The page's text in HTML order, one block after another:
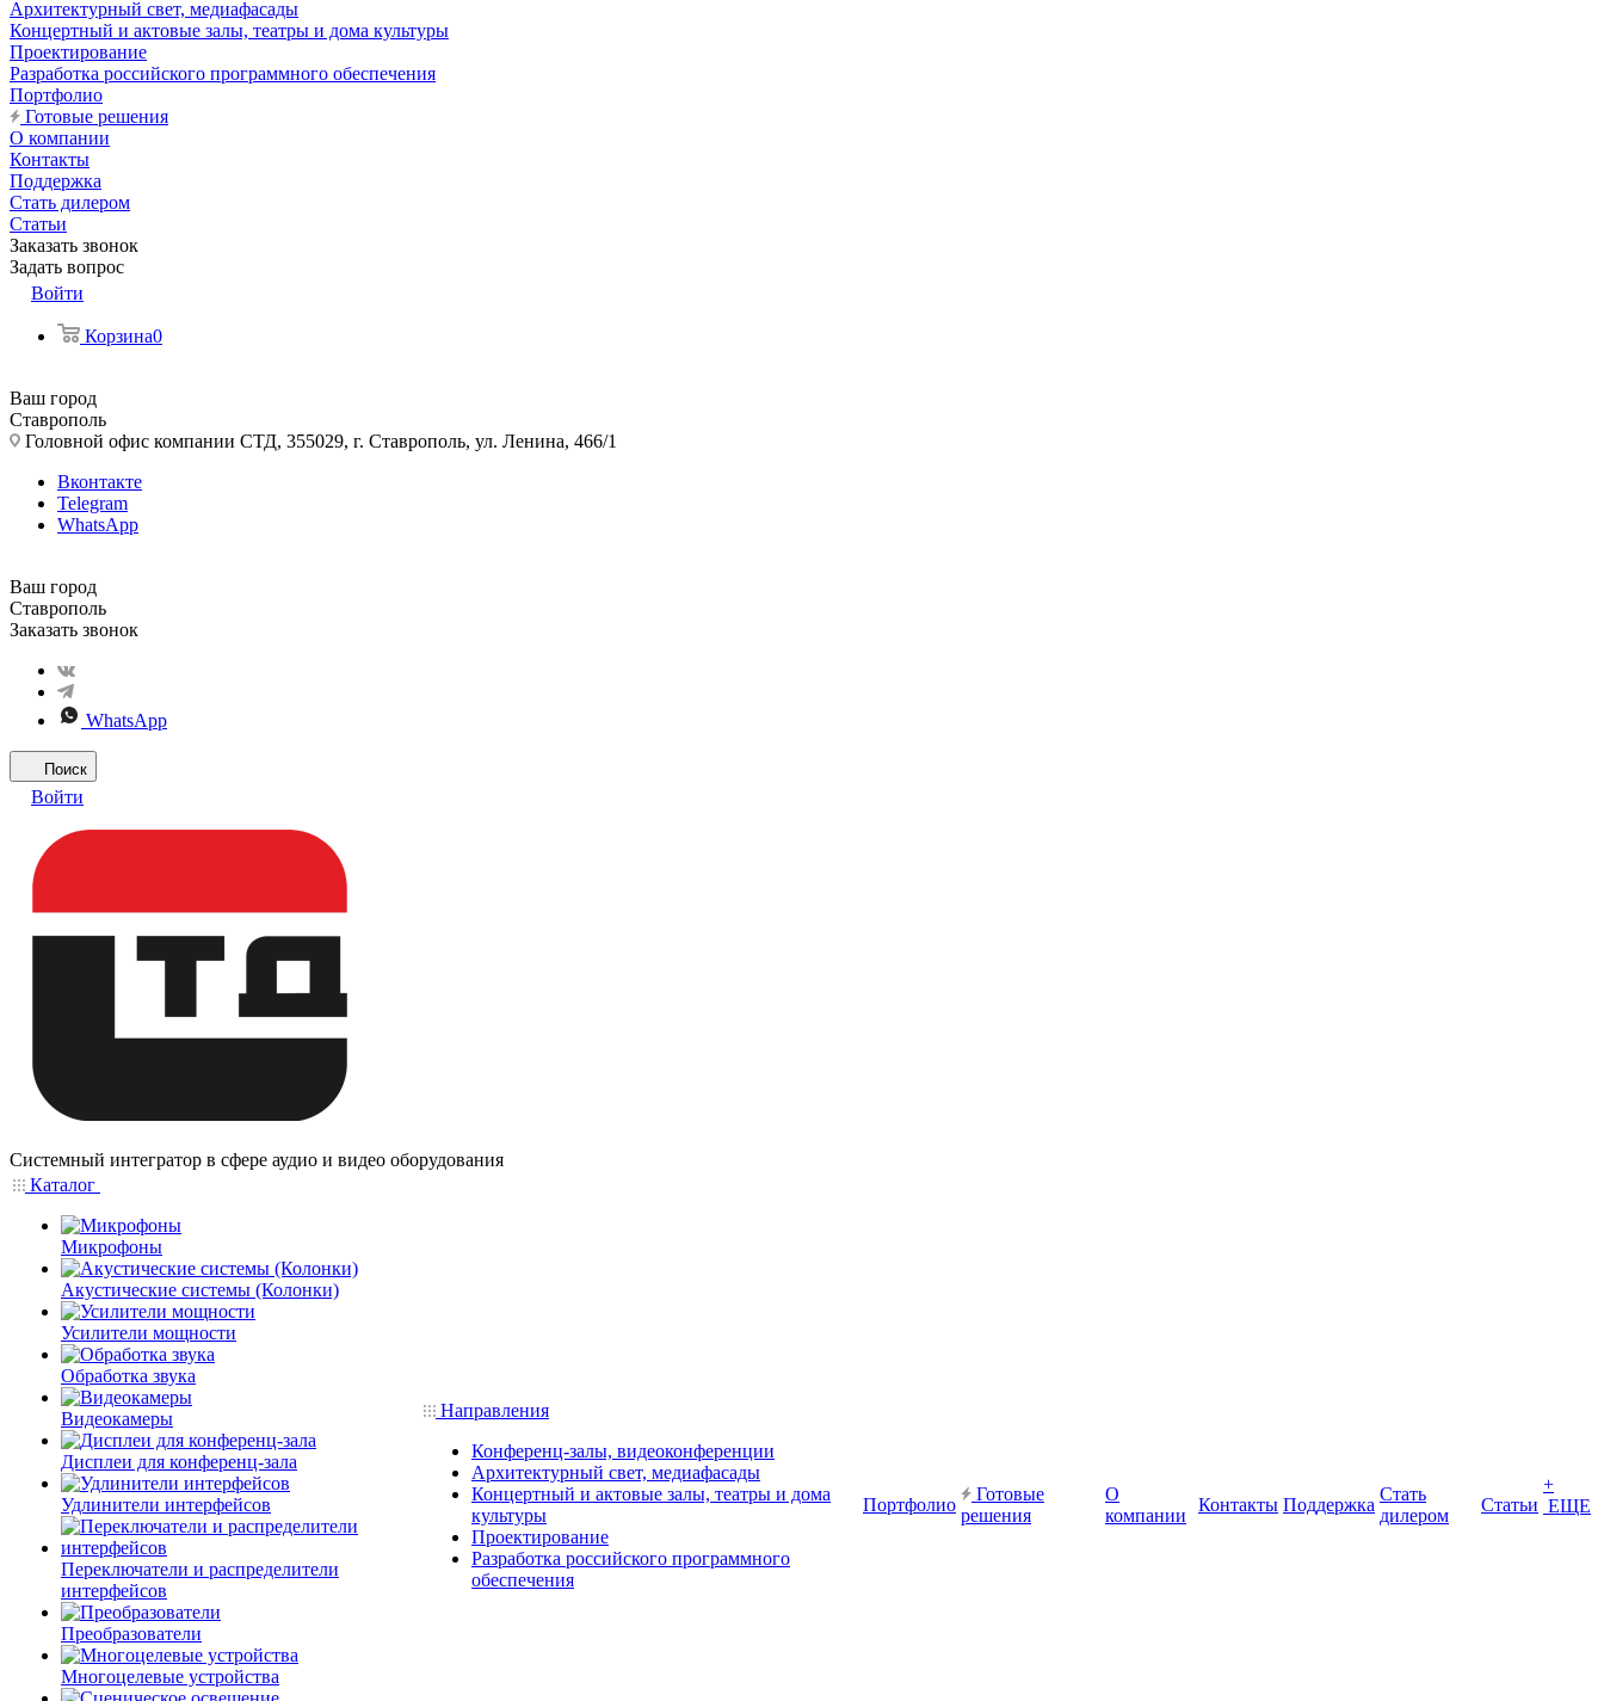
Архитектурный свет, медиафасады
Концертный и актовые залы, театры и дома культуры
Проектирование
Разработка российского программного обеспечения
Портфолио
Готовые решения
О компании
Контакты
Поддержка
Стать дилером
Статьи
Заказать звонок
Задать вопрос
Войти
Корзина0
Ваш город
Ставрополь
Головной офис компании СТД, 355029, г. Ставрополь, ул. Ленина, 466/1
Вконтакте
Telegram
WhatsApp
Ваш город
Ставрополь
Заказать звонок
WhatsApp
Поиск
Войти
Системный интегратор в сфере аудио и видео оборудования
Каталог
Микрофоны
Акустические системы (Колонки)
Усилители мощности
Обработка звука
Видеокамеры
Дисплеи для конференц-зала
Удлинители интерфейсов
Переключатели и распределители
интерфейсов
Преобразователи
Многоцелевые устройства
Направления
Конференц-залы, видеоконференции
Архитектурный свет, медиафасады
Концертный и актовые залы, театры и дома
культуры
Проектирование
Разработка российского программного
обеспечения
Портфолио
Готовые
решения
О
компании
Контакты Поддержка
Стать
дилером
Статьи
+
ЕЩЕ